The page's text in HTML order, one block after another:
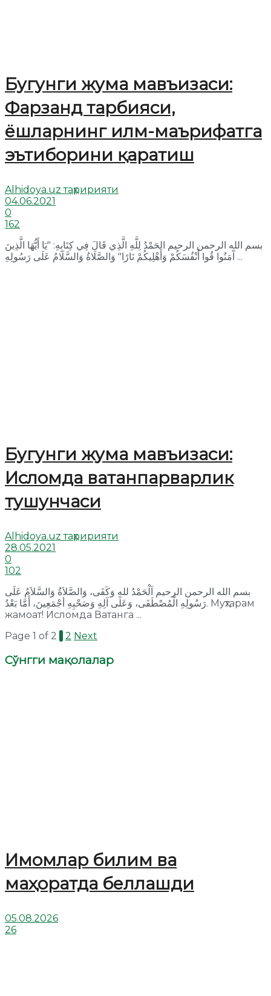
Бугунги жума мавъизаси:
Фарзанд тарбияси,
ёшларнинг илм-маърифатга
эътиборини қаратиш
Alhidoya.uz таҳририяти
04.06.2021
0
162
بسم الله الرحمن الرحيم الحَمْدُ لِلَّهِ الَّذِي قَالَ فِي كِتَابِهِ: "يَا أَيُّهَا الَّذِينَ
آَمَنُوا قُوا أَنْفُسَكُمْ وَأَهْلِيكُمْ نَارًا" وَالصَّلَاةُ وَالسَّلَامُ عَلَى رَسُولِهِ ...
Бугунги жума мавъизаси:
Исломда ватанпарварлик
тушунчаси
Alhidoya.uz таҳририяти
28.05.2021
0
102
بسم الله الرحمن الرحيم اَلْحَمْدُ للهِ وَكَفَى، وَالصَّلاَةُ وَالسَّلاَمُ عَلَى
رَسُولِهِ الْمُصْطَفَى، وَعَلَى آلِهِ وَصَحْبِهِ أجْمَعِينَ، أَمَّا بَعْدُ. Муҳтарам
жамоат! Исломда Ватанга ...
Page 1 of 2 1 2 Next
Сўнгги мақолалар
Имомлар билим ва
маҳоратда беллашди
05.08.2026
26